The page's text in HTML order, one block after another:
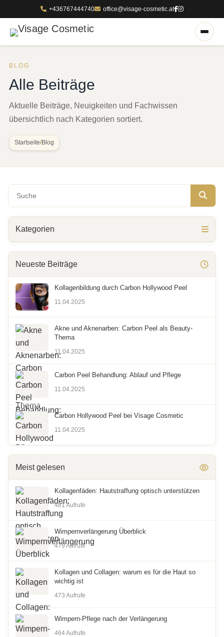
+436767444740 office@visage-cosmetic.at
BLOG
Alle Beiträge
Aktuelle Beiträge, Neuigkeiten und Fachwissen
übersichtlich nach Kategorien sortiert.
Startseite/Blog
Kategorien
Neueste Beiträge
Kollagenbildung durch Carbon Hollywood Peel
11.04.2025
Akne und Aknenarben: Carbon Peel als Beauty-
Thema
11.04.2025
Carbon Peel Behandlung: Ablauf und Pflege
11.04.2025
Carbon Hollywood Peel bei Visage Cosmetic
11.04.2025
Meist gelesen
Kollagenfäden: Hautstraffung optisch unterstützen
481 Aufrufe
Wimpernverlängerung Überblick
479 Aufrufe
Kollagen und Collagen: warum es für die Haut so
wichtig ist
473 Aufrufe
Wimpern-Pflege nach der Verlängerung
464 Aufrufe